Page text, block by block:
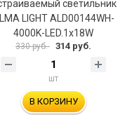
светильник
LIGHT ALD00144WH-
4000K-LED.1x18W
330 руб. 314 руб.
шт
В КОРЗИНУ